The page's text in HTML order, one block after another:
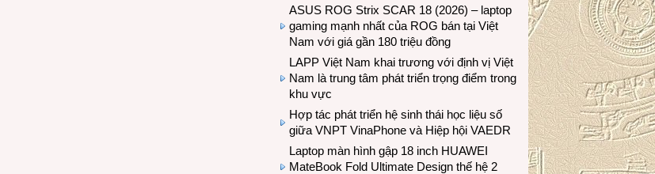
ASUS ROG Strix SCAR 18 (2026) – laptop
gaming mạnh nhất của ROG bán tại Việt
Nam với giá gần 180 triệu đồng
LAPP Việt Nam khai trương với định vị Việt
Nam là trung tâm phát triển trọng điểm trong
khu vực
Hợp tác phát triển hệ sinh thái học liệu số
giữa VNPT VinaPhone và Hiệp hội VAEDR
Laptop màn hình gập 18 inch HUAWEI
MateBook Fold Ultimate Design thế hệ 2